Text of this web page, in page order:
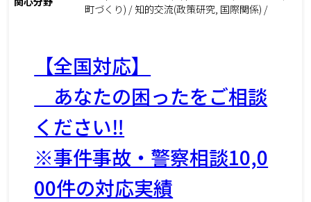
町づくり) / 知的交流(政策研究, 国際関係) /
【全国対応】
あなたの困ったをご相談
ください‼
※事件事故・警察相談10,0
00件の対応実績